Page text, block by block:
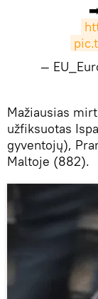
—
​Mažiausias
užfiksuotas
gyventojų),
Maltoje (882).